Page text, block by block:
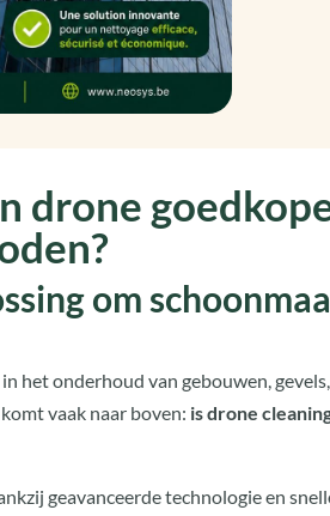
drone
om
het onderhoud van gebouwen,
vaak naar boven: is drone
geavanceerde technologie en